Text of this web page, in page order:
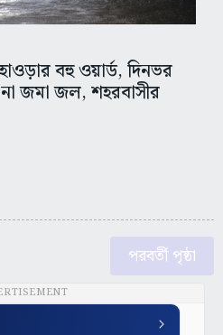
বহু ওয়ার্ড, দিনভর
জমা জল, শহরবাসীর
পরবর্তী পৃষ্ঠা